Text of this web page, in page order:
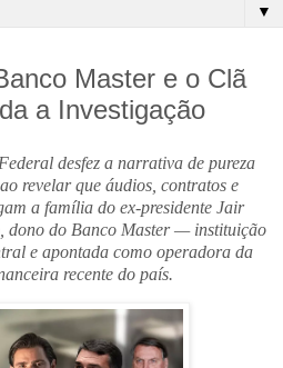
▼
Master e o Clã
a Investigação
desfez a narrativa de pureza
revelar que áudios, contratos e
a família do ex-presidente Jair
dono do Banco Master — instituição
e apontada como operadora da
recente do país.